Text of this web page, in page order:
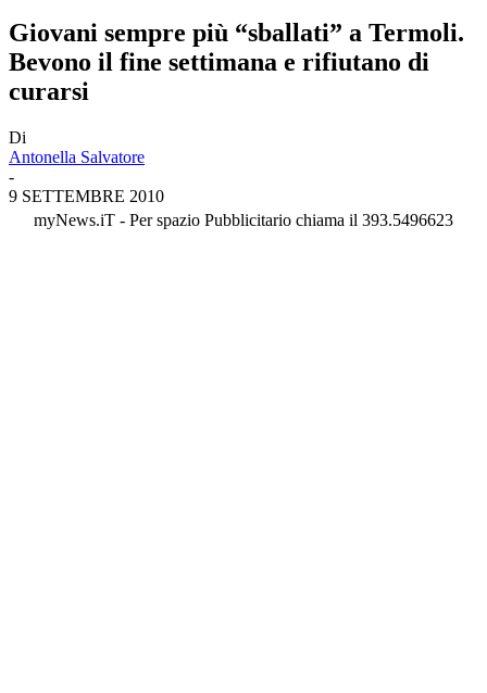
Giovani sempre più “sballati” a Termoli.
Bevono il fine settimana e rifiutano di
curarsi
Di
Antonella Salvatore
-
9 SETTEMBRE 2010
myNews.iT - Per spazio Pubblicitario chiama il 393.5496623